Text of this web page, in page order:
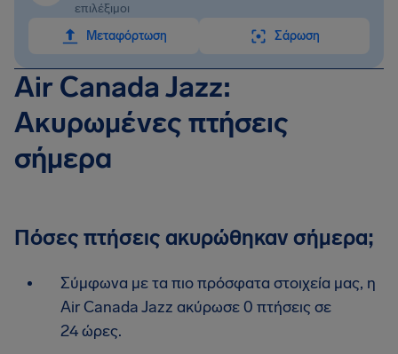
επιλέξιμοι
Mεταφόρτωση
Σάρωση
Air Canada Jazz:
Ακυρωμένες πτήσεις
σήμερα
Πόσες πτήσεις ακυρώθηκαν σήμερα;
Σύμφωνα με τα πιο πρόσφατα στοιχεία μας, η
Air Canada Jazz ακύρωσε 0 πτήσεις σε
24 ώρες.